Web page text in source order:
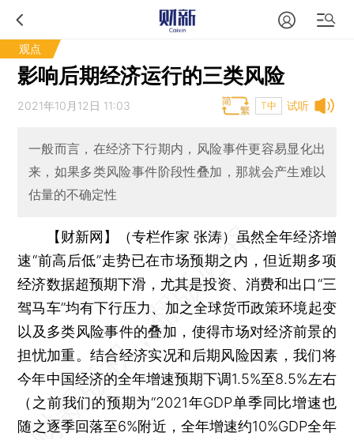
观点
影响后期经济运行的三类风险
试听
2021年10月12日 11:03 T中
一般而言，在经济下行期内，风险事件更容易显化出
来，如果多类风险事件阶段性叠加，那就会产生难以
估量的不确定性
【财新网】（专栏作家 张涛） 虽然全年经济增
速“前高后低”走势已在市场预期之内，但近期多项
经济数据超预期下滑，尤其是投资、消费和出口“三
驾马车”均有下行压力、加之全球货币政策环境起变
以及多类风险事件的叠加，使得市场对经济前景的
担忧加重。结合经济实况和后期风险因素，我们将
今年中国经济的全年增速预期下调1.5%至8.5%左右
（之前我们的预期为“2021年GDP单季同比增速也
随之逐季回落至6%附近，全年增速约10%GDP全年